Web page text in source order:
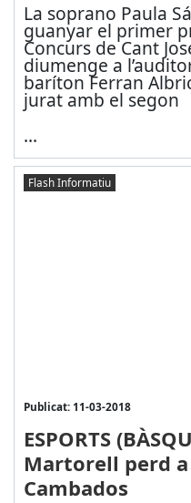
La soprano Paula
guanyar el primer
Concurs de Cant
diumenge a
baríton Ferran
jurat amb el segon
...
Flash Informatiu
Publicat: 11-03-2018
ESPORTS
Martorell perd
Cambados